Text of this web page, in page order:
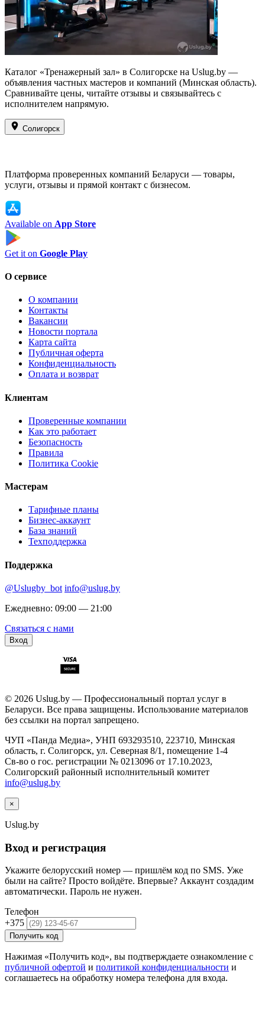
Каталог «Тренажерный зал» в Солигорске на Uslug.by —
объявления частных мастеров и компаний (Минская область).
Сравнивайте цены, читайте отзывы и связывайтесь с
исполнителем напрямую.
Солигорск
Платформа проверенных компаний Беларуси — товары,
услуги, отзывы и прямой контакт с бизнесом.
Available on App Store
Get it on Google Play
О сервисе
О компании
Контакты
Вакансии
Новости портала
Карта сайта
Публичная оферта
Конфиденциальность
Оплата и возврат
Клиентам
Проверенные компании
Как это работает
Безопасность
Правила
Политика Cookie
Мастерам
Тарифные планы
Бизнес-аккаунт
База знаний
Техподдержка
Поддержка
@Uslugby_bot info@uslug.by
Ежедневно: 09:00 — 21:00
Связаться с нами
Вход
© 2026 Uslug.by — Профессиональный портал услуг в
Беларуси. Все права защищены. Использование материалов
без ссылки на портал запрещено.
ЧУП «Панда Медиа», УНП 693293510, 223710, Минская
область, г. Солигорск, ул. Северная 8/1, помещение 1-4
Св-во о гос. регистрации № 0213096 от 17.10.2023,
Солигорский районный исполнительный комитет
info@uslug.by
×
Uslug.by
Вход и регистрация
Укажите белорусский номер — пришлём код по SMS. Уже
были на сайте? Просто войдёте. Впервые? Аккаунт создадим
автоматически. Пароль не нужен.
Телефон
+375
Получить код
Нажимая «Получить код», вы подтверждаете ознакомление с
публичной офертой и политикой конфиденциальности и
соглашаетесь на обработку номера телефона для входа.